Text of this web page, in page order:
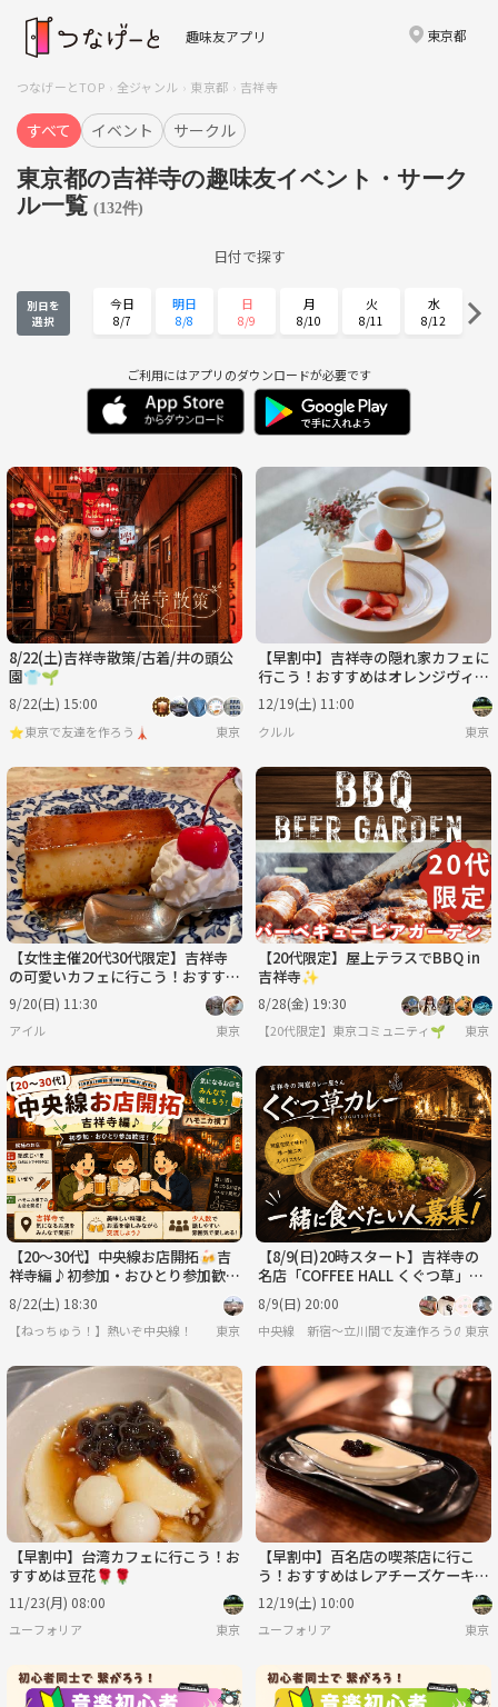
趣味友アプリ 東京都
つなげーとTOP 全ジャンル 東京都 吉祥寺
すべて イベント サークル
東京都の吉祥寺の趣味友イベント・サーク
ル一覧 (132件)
日付で探す
別日を
選択
今日
8/7
明日
8/8
日
8/9
月
8/10
火
8/11
水
8/12
8/13 8/14 8/15 8/16 8/17
水
8/19
木
8/20
土
8/22
日
8/23
8/25 8/26 8/27 8/28 8/29 8/30
月
8/31
火
9/1
水 木
9/3
金
9/4
土
9/5
ご利用にはアプリのダウンロードが必要です
8/22(土)吉祥寺散策/古着/井の頭公
8/22(土) 15:00
⭐️東京で友達を作ろう🗼 東京
【早割中】吉祥寺の隠れ家カフェに
行こう！おすすめはオレンジヴィク
トリア🦊🦊
12/19(土) 11:00
クルル 東京
【女性主催20代30代限定】吉祥寺
の可愛いカフェに行こう！おすすめ
はクリームソーダ🎀🎈🌹
9/20(日) 11:30
アイル 東京
【20代限定】屋上テラスでBBQ in
吉祥寺✨
8/28(金) 19:30
【20代限定】東京コミュニティ🌱 東京
【20〜30代】中央線お店開拓🍻吉
祥寺編♪初参加・おひとり参加歓迎
✨
8/22(土) 18:30
【ねっちゅう！】熱いぞ中央線！ 東京
【8/9(日)20時スタート】吉祥寺の
名店「COFFEE HALL くぐつ草」
で、一緒にカレーを食べませんか？
🍛
8/9(日) 20:00
中央線 新宿〜立川間で友達作ろうの会東京
【早割中】台湾カフェに行こう！お
すすめは豆花🌹🌹
11/23(月) 08:00
ユーフォリア 東京
【早割中】百名店の喫茶店に行こ
う！おすすめはレアチーズケーキで
す🌸🌸
12/19(土) 10:00
ユーフォリア 東京